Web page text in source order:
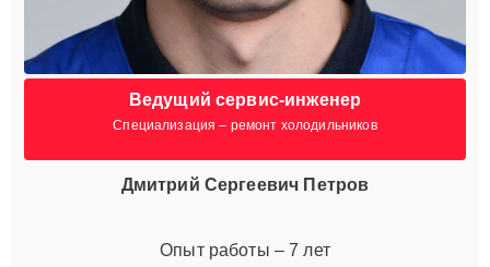
Ведущий сервис-инженер
Специализация – ремонт холодильников
Дмитрий Сергеевич Петров
Опыт работы – 7 лет